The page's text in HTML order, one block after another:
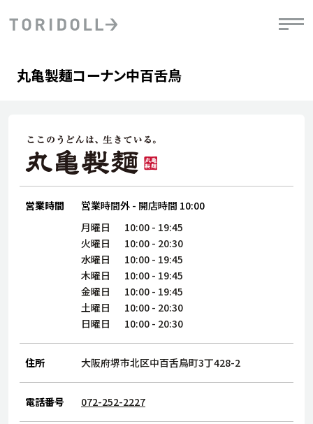
会社情報
株主・投資家情報
サステナビリティ
ブランド
店舗検索
店舗一覧
採用情報
よくある質問・お問い合わせ
PRニュース
中長期経営計画
デジタルトランス
フォーメーション戦略
DXビジョン2028
ライブラリ
粟田社長が語る
トリドールのサステナビリティ
ステークホルダーとの
丸亀製麺コーナン中百舌鳥
営業時間 営業時間外 - 開店時間 10:00
月曜日 10:00 - 19:45
火曜日
10:00 - 20:30
水曜日
10:00 - 19:45
木曜日
10:00 - 19:45
金曜日
10:00 - 19:45
土曜日
10:00 - 20:30
日曜日
10:00 - 20:30
住所 大阪府堺市北区中百舌鳥町3丁428-2
電話番号 072-252-2227